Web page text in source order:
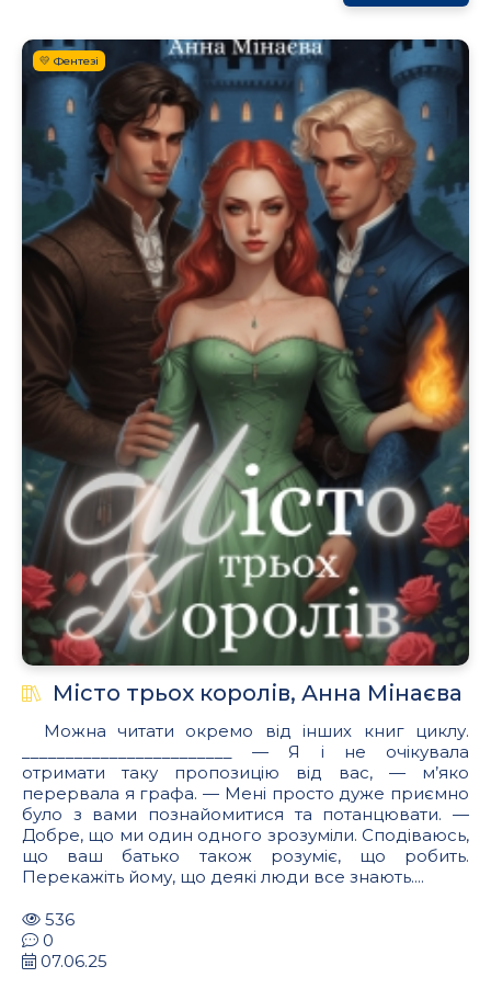
💛 Фентезі
Місто трьох королів, Анна Мінаєва
Можна читати окремо від інших книг циклу.
________________________ — Я і не очікувала
отримати таку пропозицію від вас, — м’яко
перервала я графа. — Мені просто дуже приємно
було з вами познайомитися та потанцювати. —
Добре, що ми один одного зрозуміли. Сподіваюсь,
що ваш батько також розуміє, що робить.
Перекажіть йому, що деякі люди все знають....
536
0
07.06.25